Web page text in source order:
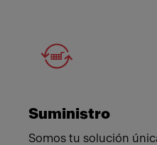
Suministro
Somos tu solución